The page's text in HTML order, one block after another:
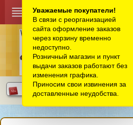
Уважаемые покупатели!
В связи с реорганизацией
сайта оформление заказов
через корзину временно
недоступно.
Розничный магазин и пункт
выдачи заказов работают без
изменения графика.
Приносим свои извинения за
доставленные неудобства.